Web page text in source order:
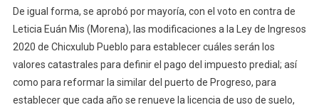
De igual forma, se aprobó por mayoría, con el voto en contra de
Leticia Euán Mis (Morena), las modificaciones a la Ley de Ingresos
2020 de Chicxulub Pueblo para establecer cuáles serán los
valores catastrales para definir el pago del impuesto predial; así
como para reformar la similar del puerto de Progreso, para
establecer que cada año se renueve la licencia de uso de suelo,